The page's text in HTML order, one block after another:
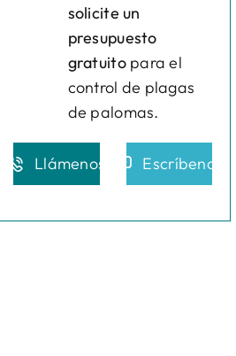
solicite un
presupuesto
gratuitopara el
control de plagas
de palomas.
Llámenos Escríbenos